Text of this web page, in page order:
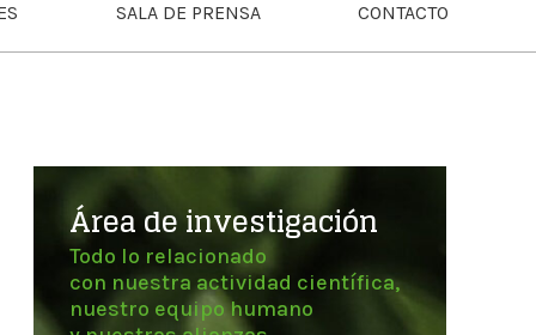
SALA DE PRENSA CONTACTO
Área de investigación
Todo lo relacionado
con nuestra actividad científica,
nuestro equipo humano